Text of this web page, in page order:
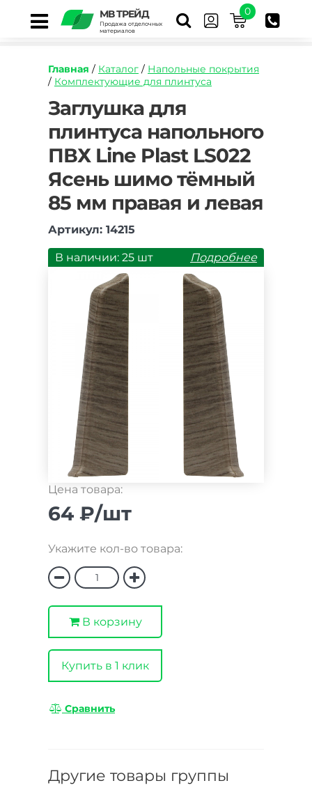
МВ ТРЕЙД
Продажа отделочных
материалов
0
Главная / Каталог / Напольные покрытия
/ Комплектующие для плинтуса
https://mvtrade.ru/images/id/normal/
dlya-
plintusa-
napolnogo-
pvh-
line-
plast-
ls022-
yasen-
shimo-
temnyy-
85-
mm-
levaya.jpg
Заглушка для
плинтуса напольного
ПВХ Line Plast LS022
Ясень шимо тёмный
85 мм правая и левая
Артикул: 14215
В наличии: 25 шт Подробнее
Цена товара:
64 ₽/шт
Укажите кол-во товара:
В корзину
Купить в 1 клик
Сравнить
Другие товары группы